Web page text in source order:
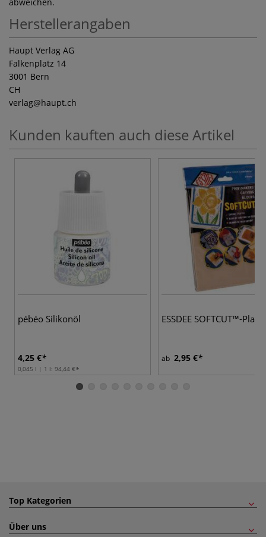
Herstellerangaben
Haupt Verlag AG
Falkenplatz 14
3001 Bern
CH
verlag@haupt.ch
Kunden kauften auch diese Artikel
pébéo Silikonöl
4,25 €
0,045 l | 1 l: 94,44 €
ESSDEE SOFTCUT™-
ab 2,95 €
Top Kategorien
Über uns